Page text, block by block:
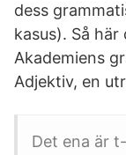
dess
kasus). Så
Akademiens
Adjektiv, en
Det ena är